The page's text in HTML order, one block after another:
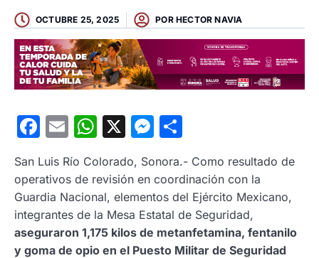
OCTUBRE 25, 2025 PORHECTOR NAVIA
Facebook
EmailWhatsApp
X Messenger
San Luis Río Colorado, Sonora.- Como resultado de
operativos de revisión en coordinación con la
Guardia Nacional, elementos del Ejército Mexicano,
integrantes de la Mesa Estatal de Seguridad,
aseguraron 1,175 kilos de metanfetamina, fentanilo
y goma de opio en el Puesto Militar de Seguridad